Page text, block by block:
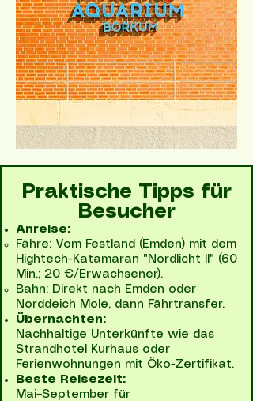
Praktische Tipps für
Besucher
Anreise:
Fähre: Vom Festland (Emden) mit dem
Hightech-Katamaran "Nordlicht II" (60
Min.; 20 €/Erwachsener).
Bahn: Direkt nach Emden oder
Norddeich Mole, dann Fährtransfer.
Übernachten:
Nachhaltige Unterkünfte wie das
Strandhotel Kurhaus oder
Ferienwohnungen mit Öko-Zertifikat.
Beste Reisezeit:
Mai–September für